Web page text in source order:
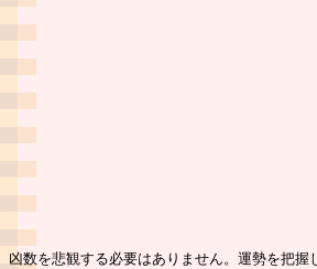
凶数を悲観する必要はありません。運勢を把握